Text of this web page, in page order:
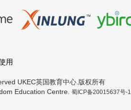
用
UKEC英国教育中心.版权所有
Education Centre. 蜀ICP备20015637号-1